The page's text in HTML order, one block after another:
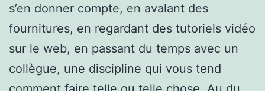
s’en donner compte, en avalant des
fournitures, en regardant des tutoriels vidéo
sur le web, en passant du temps avec un
collègue, une discipline qui vous tend